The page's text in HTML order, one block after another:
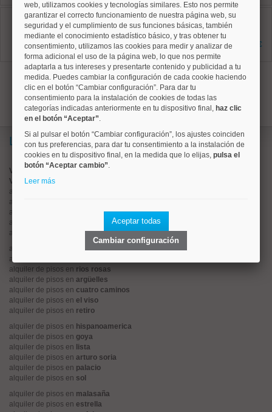
Ciudad Lineal, Costillares
Ref: 50004752
120 m²
3 dormitorios
2 baños
2.100 €
1
Lo más buscado
Valorar vivienda online
Vender piso
alquiler de pisos en
alquiler de pisos en
alquiler de pisos en
chamberí
alquiler de pisos en
ciudad lineal
alquiler de pisos en
moncloa
alquiler de pisos en
salamanca
alquiler de pisos en
alquiler de pisos en rios rosas
alquiler de pisos en argüelles
alquiler de pisos en cuatro caminos
alquiler de pisos en el viso
alquiler de pisos en retiro
alquiler de pisos en hispanoamerica
alquiler de pisos en goya
alquiler de pisos en lista
alquiler de pisos en arturo soria
alquiler de pisos en palacio
alquiler de pisos en sol
alquiler de pisos en malasaña
alquiler de pisos en estrella
web, utilizamos cookies y tecnologías similares. Esto nos permite
garantizar el correcto funcionamiento de nuestra página web, su
seguridad y el cumplimiento de sus funciones básicas, también
mediante el conocimiento estadístico básico, y tras obtener tu
consentimiento, utilizamos las cookies para medir y analizar de
forma adicional el uso de la página web, lo que nos permite
adaptarla a tus intereses y presentarte contenido y publicidad a tu
medida. Puedes cambiar la configuración de cada cookie haciendo
clic en el botón “Cambiar configuración”. Para dar tu
consentimiento para la instalación de cookies de todas las
categorías indicadas anteriormente en tu dispositivo final, haz clic
en el botón “Aceptar”.
Si al pulsar el botón “Cambiar configuración”, los ajustes coinciden
con tus preferencias, para dar tu consentimiento a la instalación de
cookies en tu dispositivo final, en la medida que lo elijas, pulsa el
botón “Aceptar cambio”.
Leer más
Aceptar todas
Cambiar configuración